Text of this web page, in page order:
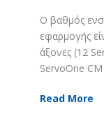
Ο βαθμός
εφαρμογής
άξονες (12
ServoOne
Read More